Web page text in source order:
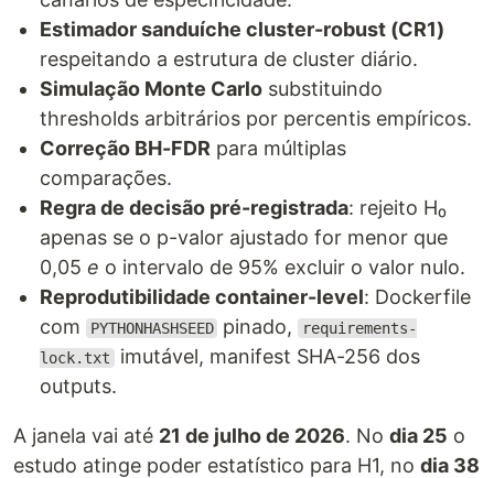
Estimador sanduíche cluster-robust (CR1)
respeitando a estrutura de cluster diário.
Simulação Monte Carlo substituindo
thresholds arbitrários por percentis empíricos.
Correção BH-FDR para múltiplas
comparações.
Regra de decisão pré-registrada: rejeito H₀
apenas se o p-valor ajustado for menor que
0,05 e o intervalo de 95% excluir o valor nulo.
Reprodutibilidade container-level: Dockerfile
com
PYTHONHASHSEED pinado, requirements-
lock.txt imutável, manifest SHA-256 dos
outputs.
A janela vai até 21 de julho de 2026. No dia 25 o
estudo atinge poder estatístico para H1, no dia 38